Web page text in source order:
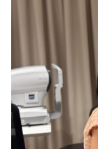
entrega,
sector